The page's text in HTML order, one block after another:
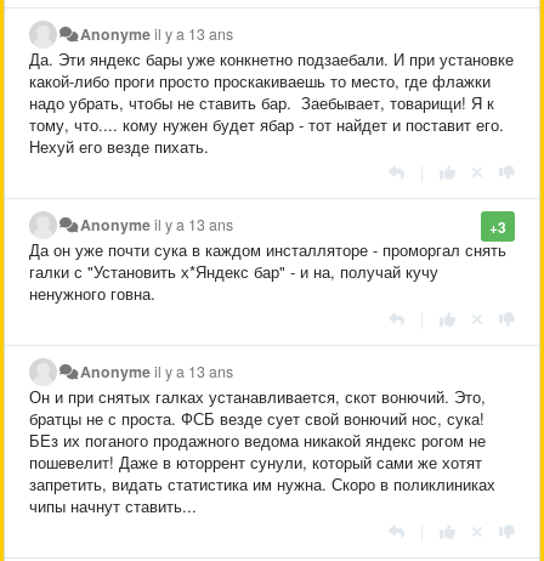
Anonymeil y a 13 ans
Да. Эти яндекс бары уже конкнетно подзаебали. И при установке
какой-либо проги просто проскакиваешь то место, где флажки
надо убрать, чтобы не ставить бар. Заебывает, товарищи! Я к
тому, что.... кому нужен будет ябар - тот найдет и поставит его.
Нехуй его везде пихать.
+3
Anonymeil y a 13 ans
Да он уже почти сука в каждом инсталляторе - проморгал снять
галки с "Установить х*Яндекс бар" - и на, получай кучу
ненужного говна.
Anonymeil y a 13 ans
Он и при снятых галках устанавливается, скот вонючий. Это,
братцы не с проста. ФСБ везде сует свой вонючий нос, сука!
БЕз их поганого продажного ведома никакой яндекс рогом не
пошевелит! Даже в юторрент сунули, который сами же хотят
запретить, видать статистика им нужна. Скоро в поликлиниках
чипы начнут ставить...